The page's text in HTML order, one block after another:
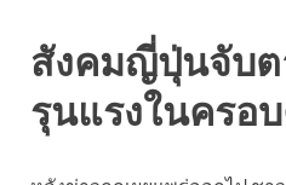
สังคมญี่ปุ่นจับ
รุนแรงในครอ